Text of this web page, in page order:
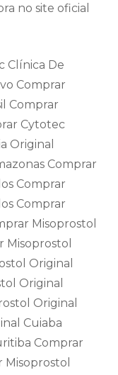
no site oficial
Clínica De
Comprar
Comprar
Cytotec
Original
Comprar
Comprar
Comprar
Misoprostol
Misoprostol
Original
Original
Original
Cuiaba
Comprar
Misoprostol